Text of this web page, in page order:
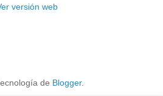
versión web
de Blogger.